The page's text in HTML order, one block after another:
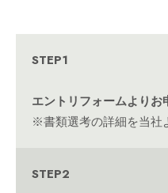
STEP1
エントリフォームよりお
※書類選考の詳細を当社
STEP2